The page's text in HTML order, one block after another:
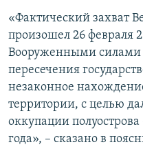
«Фактический захват
произошел 26 февраля
Вооруженными силами
пересечения
незаконное
территории, с целью
оккупации
года», – сказано в